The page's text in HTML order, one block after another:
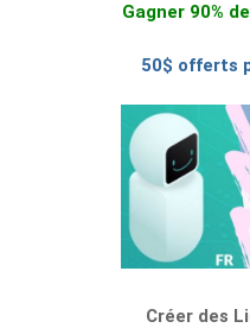
Gagner 90%
50$ offerts
Créer des